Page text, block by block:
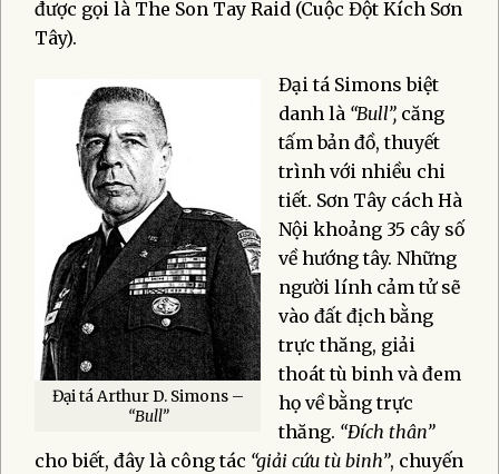
được gọi là The Son Tay Raid (Cuộc Đột Kích Sơn
Tây).
Đại tá Arthur D. Simons –
“Bull”
Đại tá Simons biệt
danh là “Bull”, căng
tấm bản đồ, thuyết
trình với nhiều chi
tiết. Sơn Tây cách Hà
Nội khoảng 35 cây số
về hướng tây. Những
người lính cảm tử sẽ
vào đất địch bằng
trực thăng, giải
thoát tù binh và đem
họ về bằng trực
thăng. “Đích thân”
cho biết, đây là công tác “giải cứu tù binh”, chuyến